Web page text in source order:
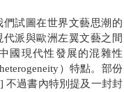
試圖在世界文藝思潮的
派與歐洲左翼文藝之間
國現代性發展的混雜性
）特點。部份
不過書內特別提及一封封